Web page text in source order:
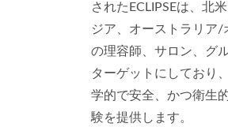
されたECLIPSEは、北
ジア、オーストラリア/
の理容師、サロン、グ
ターゲットにしており
学的で安全、かつ衛生
験を提供します。